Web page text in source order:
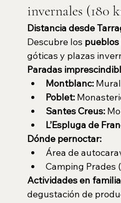
invernales (180
Distancia desde
Descubre los
góticas y plazas
Paradas
Montblanc:
Poblet:
Santes Creus:
L’Espluga de
Dónde pernoctar:
Área de
Camping Prades
Actividades en
degustación de